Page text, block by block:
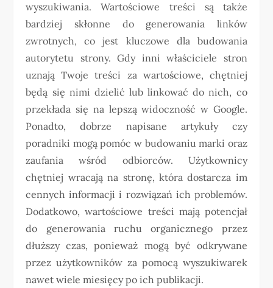
wyszukiwania. Wartościowe treści są także
bardziej skłonne do generowania linków
zwrotnych, co jest kluczowe dla budowania
autorytetu strony. Gdy inni właściciele stron
uznają Twoje treści za wartościowe, chętniej
będą się nimi dzielić lub linkować do nich, co
przekłada się na lepszą widoczność w Google.
Ponadto, dobrze napisane artykuły czy
poradniki mogą pomóc w budowaniu marki oraz
zaufania wśród odbiorców. Użytkownicy
chętniej wracają na stronę, która dostarcza im
cennych informacji i rozwiązań ich problemów.
Dodatkowo, wartościowe treści mają potencjał
do generowania ruchu organicznego przez
dłuższy czas, ponieważ mogą być odkrywane
przez użytkowników za pomocą wyszukiwarek
nawet wiele miesięcy po ich publikacji.